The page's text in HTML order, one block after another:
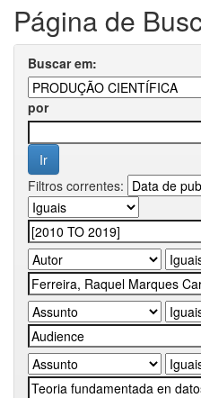
Página de
Buscar em:
por
Filtros correntes: